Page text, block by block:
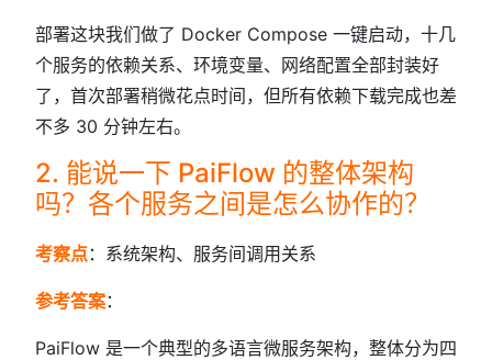
部署这块我们做了 Docker Compose 一键启动，十几
个服务的依赖关系、环境变量、网络配置全部封装好
了，首次部署稍微花点时间，但所有依赖下载完成也差
不多 30 分钟左右。
2. 能说一下 PaiFlow 的整体架构
吗？各个服务之间是怎么协作的？
考察点：系统架构、服务间调用关系
参考答案：
PaiFlow 是一个典型的多语言微服务架构，整体分为四